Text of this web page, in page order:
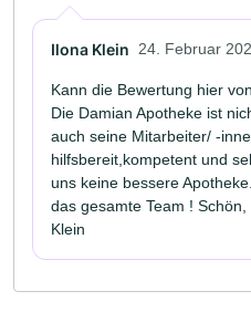
Ilona Klein 24. Februar
Kann die Bewertung hier
Die Damian Apotheke ist
auch seine Mitarbeiter/ -
hilfsbereit,kompetent und
uns keine bessere
das gesamte Team !
Klein